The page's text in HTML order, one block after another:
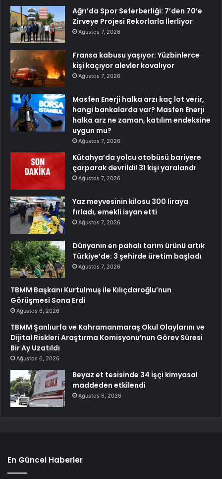
Ağrı’da Spor Seferberliği: 7’den 70’e
Zirveye Projesi Rekorlarla İlerliyor
Ağustos 7, 2026
Fransa kabusu yaşıyor: Yüzbinlerce
kişi kaçıyor alevler kovalıyor
Ağustos 7, 2026
Masfen Enerji halka arzı kaç lot verir,
hangi bankalarda var? Masfen Enerji
halka arz ne zaman, katılım endeksine
uygun mu?
Ağustos 7, 2026
Kütahya’da yolcu otobüsü bariyere
çarparak devrildi! 31 kişi yaralandı
Ağustos 7, 2026
Yaz meyvesinin kilosu 300 liraya
fırladı, emekli isyan etti
Ağustos 7, 2026
Dünyanın en pahalı tarım ürünü artık
Türkiye’de: 3 şehirde üretim başladı
Ağustos 7, 2026
TBMM Başkanı Kurtulmuş ile Kılıçdaroğlu’nun
Görüşmesi Sona Erdi
Ağustos 6, 2026
TBMM Şanlıurfa ve Kahramanmaraş Okul Olaylarını ve
Dijital Riskleri Araştırma Komisyonu’nun Görev Süresi
Bir Ay Uzatıldı
Ağustos 6, 2026
Beyaz et tesisinde 34 işçi kimyasal
maddeden etkilendi
Ağustos 6, 2026
En Güncel Haberler